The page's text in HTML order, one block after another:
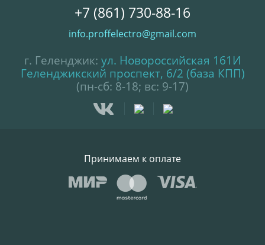
+7 (861) 730-88-16
info.proffelectro@gmail.com
г. Геленджик: ул. Новороссийская 161И
Геленджикский проспект, 6/2 (база КПП)
(пн-сб: 8-18; вс: 9-17)
Принимаем к оплате